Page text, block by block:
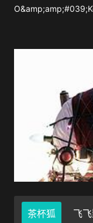
可美梦成真
变了调，麦可
梦。因为
茶杯狐 飞